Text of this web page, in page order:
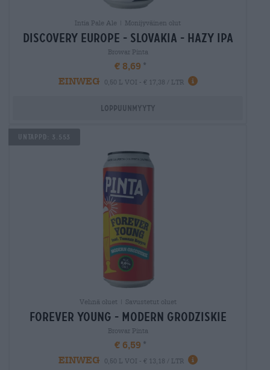
Intia Pale Ale | Monijyväinen olut
discovery europe - slovakia - hazy ipa
Browar Pinta
€ 8,69
EINWEG
0,50 L VOI - € 17,38 / LTR
Loppuunmyyty
Untappd: 3.553
Vehnä oluet | Savustetut oluet
forever young - modern grodziskie
Browar Pinta
€ 6,59
EINWEG
0,50 L VOI - € 13,18 / LTR